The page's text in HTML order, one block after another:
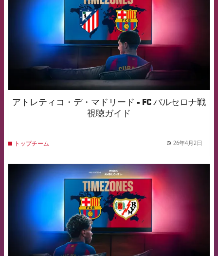
アトレティコ・デ・マドリード - FC バルセロナ戦
視聴ガイド
トップチーム 26年4月2日
FCB Barcelona badge